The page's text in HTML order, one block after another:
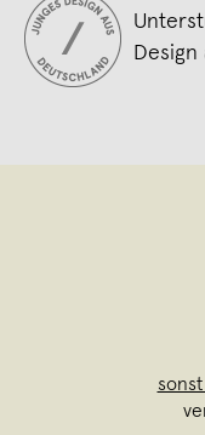
Design